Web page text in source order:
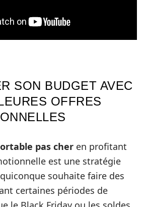
SON BUDGET AVEC
OFFRES
pas cher en profitant
est une stratégie
souhaite faire des
certaines périodes de